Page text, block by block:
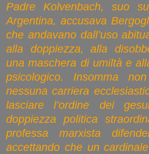
Padre Kolvenbach, suo
Argentina, accusava
che andavano dall’uso
alla doppiezza, alla
una maschera di umiltà e
psicologico. Insomma
nessuna carriera
lasciare l’ordine dei
doppiezza politica
professa marxista
accettando che un